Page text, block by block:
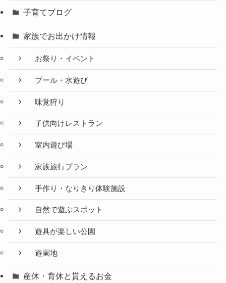
子育てブログ
家族でお出かけ情報
お祭り・イベント
プール・水遊び
味覚狩り
子供向けレストラン
室内遊び場
家族旅行プラン
手作り・なりきり体験施設
自然で遊ぶスポット
遊具が楽しい公園
遊園地
産休・育休と貰えるお金